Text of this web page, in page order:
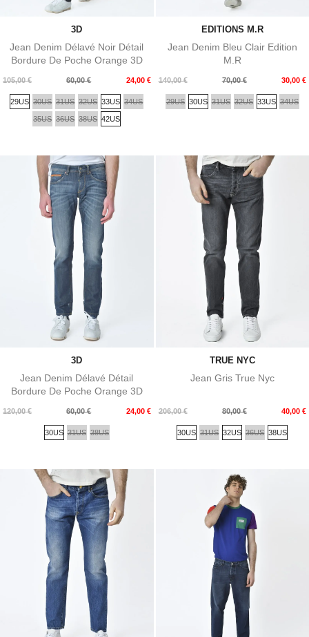
3D
Jean Denim Délavé Noir Détail
Bordure De Poche Orange 3D
105,00 €
Prix
de
base
60,00 € 24,00 €
Prix
29US 30US 31US 32US 33US 34US
35US 36US 38US 42US
EDITIONS M.R
Jean Denim Bleu Clair Edition
M.R
140,00 €
Prix
de
base
70,00 € 30,00 €
Prix
29US 30US 31US 32US 33US 34US
3D
Jean Denim Délavé Détail
Bordure De Poche Orange 3D
120,00 €
Prix
60,00 € 24,00 €
Prix
30US 31US 38US
TRUE NYC
Jean Gris True Nyc
206,00 €
Prix
80,00 € 40,00 €
Prix
30US 31US 32US 36US 38US